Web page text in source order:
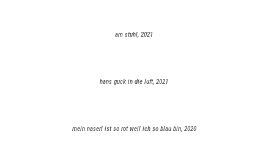
am stuhl, 2021
hans guck in die luft, 2021
mein naserl ist so rot weil ich so blau bin, 2020